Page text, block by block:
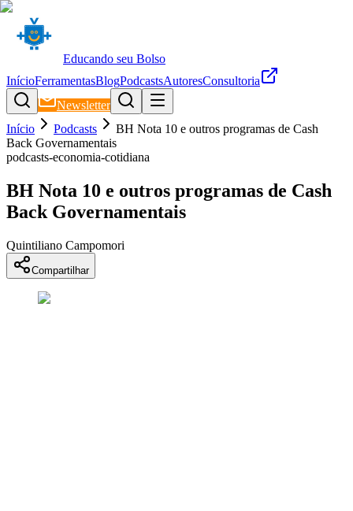
Educando seu Bolso
InícioFerramentasBlogPodcastsAutoresConsultoria
Newsletter
Início
Podcasts
BH Nota 10 e outros programas de Cash
Back Governamentais
podcasts-economia-cotidiana
BH Nota 10 e outros programas de Cash
Back Governamentais
Quintiliano Campomori
Compartilhar